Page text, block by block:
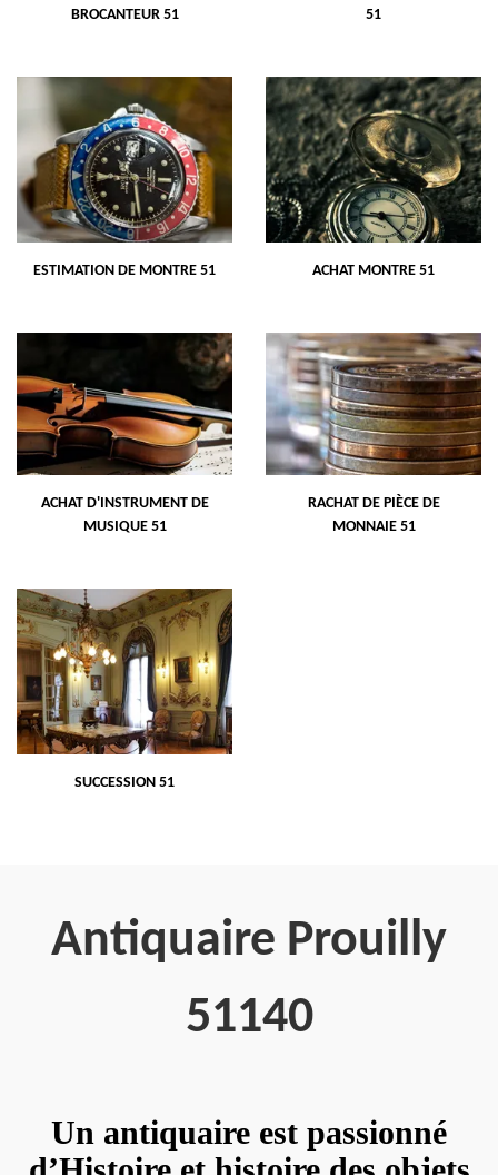
BROCANTEUR 51
51
ESTIMATION DE MONTRE 51 ACHAT MONTRE 51
ACHAT D'INSTRUMENT DE
MUSIQUE 51
RACHAT DE PIÈCE DE
MONNAIE 51
SUCCESSION 51
Antiquaire Prouilly
51140
Un antiquaire est passionné